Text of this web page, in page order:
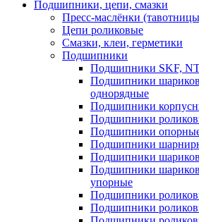
Подшипники, цепи, смазки
Пресс-маслёнки
Цепи роликовые
Смазки, клеи, герметики
Подшипники
Подшипники SKF,
Подшипники
однорядные
Подшипники
Подшипники
Подшипники
Подшипники
Подшипники
Подшипники
упорные
Подшипники
Подшипники